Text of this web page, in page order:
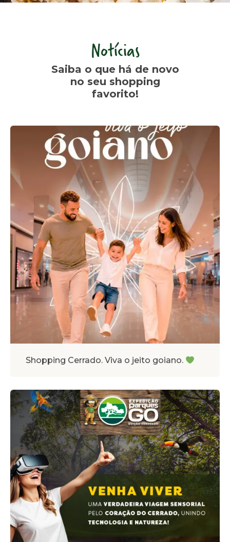
Notícias
Saiba o que há de novo
no seu shopping
favorito!
Shopping Cerrado. Viva o jeito goiano.